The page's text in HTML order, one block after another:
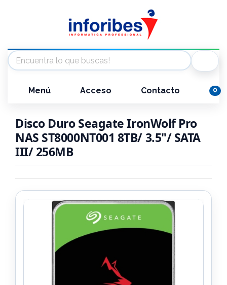
Menú Acceso Contacto 0
Disco Duro Seagate IronWolf Pro
NAS ST8000NT001 8TB/ 3.5"/ SATA
III/ 256MB